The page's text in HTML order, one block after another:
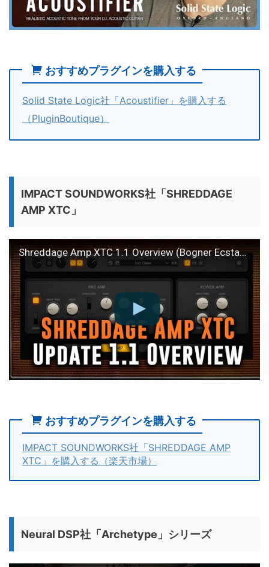
おすすめプラグインを購入する
Solid State Logic社「Acoustifier」を購入する
（PluginBoutique）
IMPACT SOUNDWORKS社「SHREDDAGE
AMP XTC」
Shreddage Amp XTC 1.1 Overview (Bogner Ecstasy Plugin)
おすすめプラグインを購入する
IMPACT SOUNDWORKS社「SHREDDAGE AMP
XTC」を購入する（楽天市場）
Neural DSP社「Archetype」シリーズ